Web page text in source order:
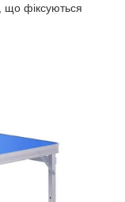
що фіксуються